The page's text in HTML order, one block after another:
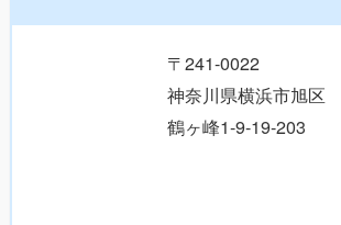
〒241-0022
神奈川県横浜市旭区
鶴ヶ峰1-9-19-203